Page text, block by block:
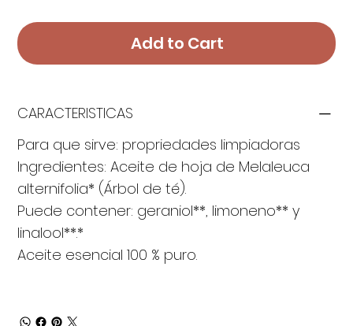
Add to Cart
CARACTERISTICAS
Para que sirve: propriedades limpiadoras
Ingredientes: Aceite de hoja de Melaleuca
alternifolia* (Árbol de té).
Puede contener: geraniol**, limoneno** y
linalool**.*
Aceite esencial 100 % puro.